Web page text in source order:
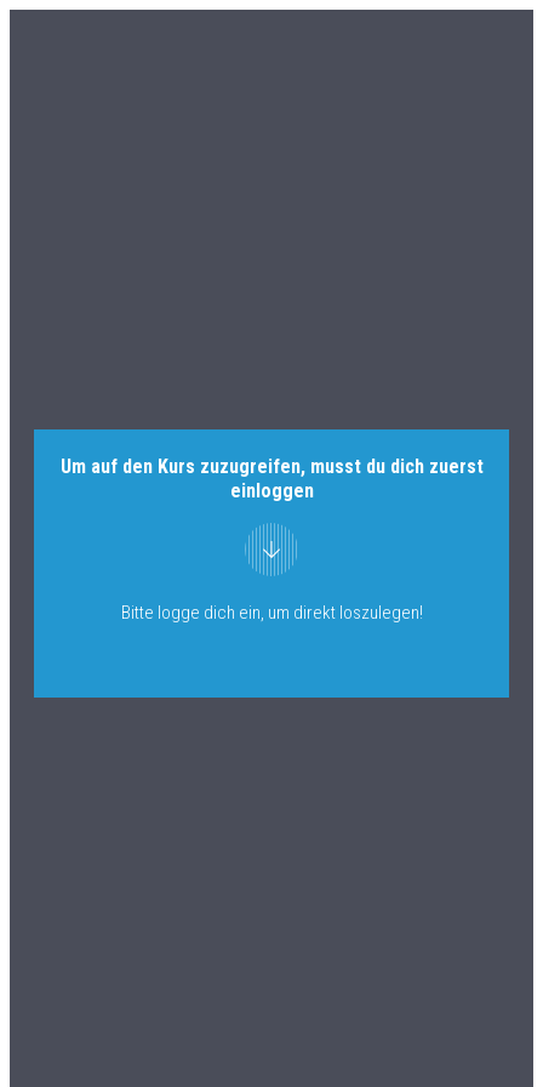
Um auf den Kurs zuzugreifen, musst du dich zuerst
einloggen
Bitte logge dich ein, um direkt loszulegen!